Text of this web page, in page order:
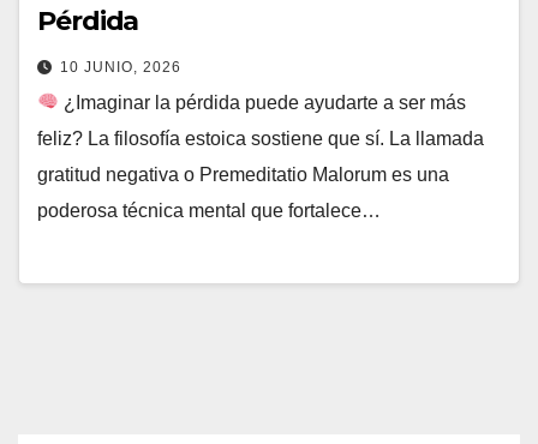
Pérdida
10 JUNIO, 2026
¿Imaginar la pérdida puede ayudarte a ser más
feliz? La filosofía estoica sostiene que sí. La llamada
gratitud negativa o Premeditatio Malorum es una
poderosa técnica mental que fortalece…